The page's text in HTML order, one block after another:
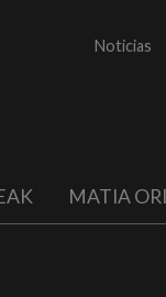
Noticias
MATIA